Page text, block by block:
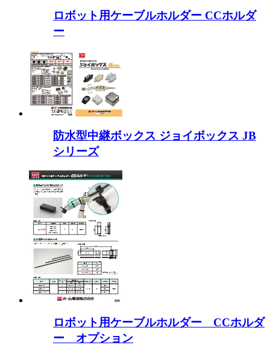
ロボット用ケーブルホルダー CCホルダ
ー
防水型中継ボックス ジョイボックス JB
シリーズ
ロボット用ケーブルホルダー CCホルダ
ー オプション